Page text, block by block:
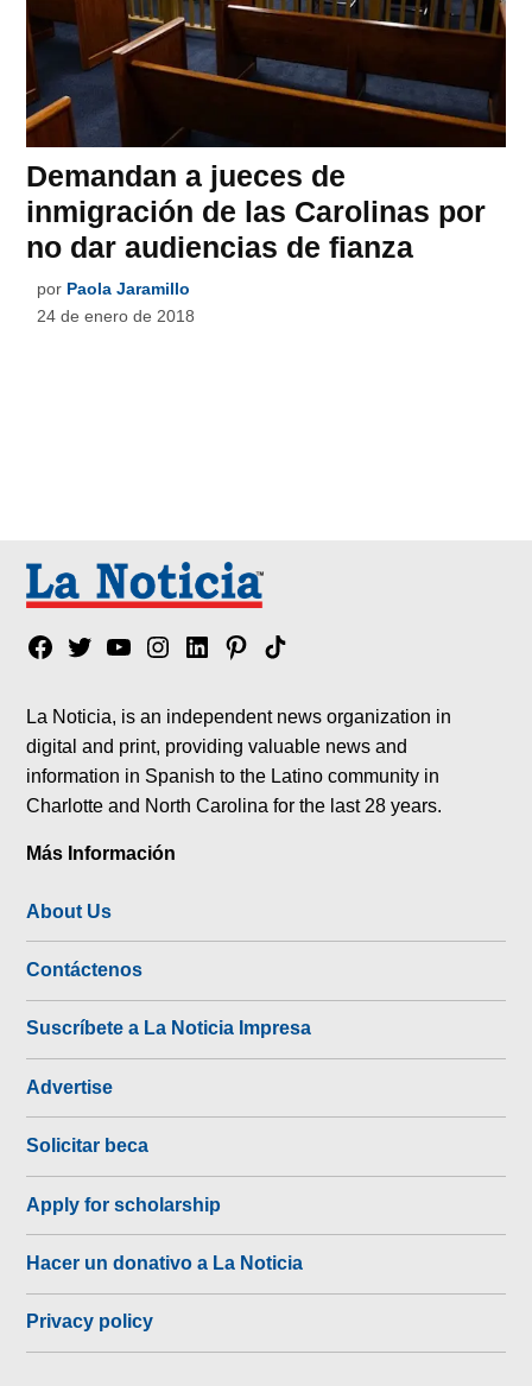
Demandan a jueces de
inmigración de las Carolinas por
no dar audiencias de fianza
por Paola Jaramillo
24 de enero de 2018
Facebook
TwitterYouTubeInstagram
LinkedinPinterest
Tik
La Noticia, is an independent news organization in
digital and print, providing valuable news and
information in Spanish to the Latino community in
Charlotte and North Carolina for the last 28 years.
Más Información
About Us
Contáctenos
Suscríbete a La Noticia Impresa
Advertise
Solicitar beca
Apply for scholarship
Hacer un donativo a La Noticia
Privacy policy